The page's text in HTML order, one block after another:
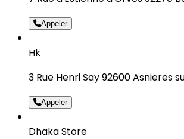
Appeler
Hk
3 Rue Henri Say 92600 Asnieres
Appeler
Dhaka Store